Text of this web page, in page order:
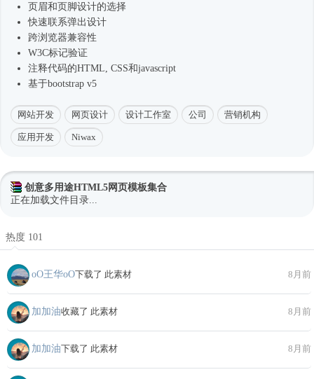
页眉和页脚设计的选择
快速联系弹出设计
跨浏览器兼容性
W3C标记验证
注释代码的HTML, CSS和javascript
基于bootstrap v5
网站开发 网页设计 设计工作室 公司 营销机构
应用开发 Niwax
创意多用途HTML5网页模板集合
正在加载文件目录...
热度 101
oО王华oО下载了 此素材 8月前
加加油收藏了 此素材 8月前
加加油下载了 此素材 8月前